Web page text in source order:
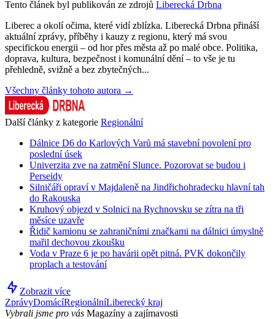
Tento článek byl publikován ze zdrojů Liberecká Drbna
Liberec a okolí očima, které vidí zblízka. Liberecká Drbna přináší
aktuální zprávy, příběhy i kauzy z regionu, který má svou
specifickou energii – od hor přes města až po malé obce. Politika,
doprava, kultura, bezpečnost i komunální dění – to vše je tu
přehledně, svižně a bez zbytečných...
Všechny články tohoto autora →
Další články z kategorie Regionální
Dálnice D6 do Karlových Varů má stavební povolení pro
poslední úsek
Univerzita zve na zatmění Slunce. Pozorovat se budou i
Perseidy
Silničáři opraví v Majdaleně na Jindřichohradecku hlavní tah
do Rakouska
Kruhový objezd v Solnici na Rychnovsku se zítra na tři
měsíce uzavře
Řidič kamionu se zahraničními značkami na dálnici úmyslně
mařil dechovou zkoušku
Voda v Praze 6 je po havárii opět pitná. PVK dokončily
proplach a testování
Zobrazit více
ZprávyDomácíRegionálníLiberecký kraj
Vybrali jsme pro vás Magazíny a zajímavosti